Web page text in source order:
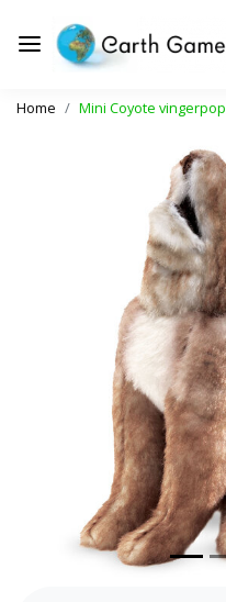
Home Mini Coyote vingerpop